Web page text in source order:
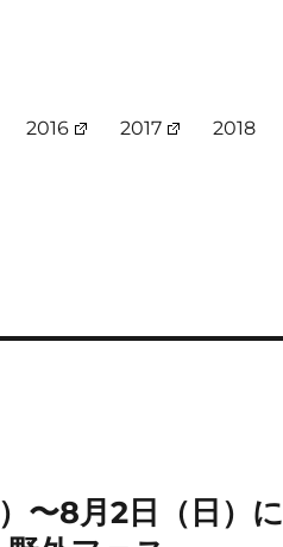
2016 2017 2018
〜8月2日（日）に